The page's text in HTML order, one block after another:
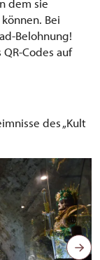
dem sie
Bei
Belohnung!
Codes auf
des „Kult